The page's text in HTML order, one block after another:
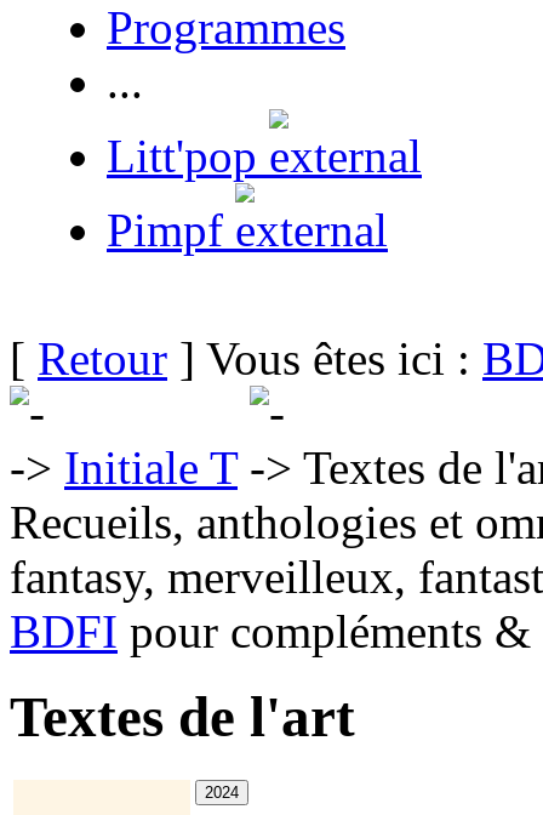
Programmes
...
Litt'pop
Pimpf
[ Retour ] Vous êtes ici :
Initiale T
Textes de
Recueils, anthologies et
fantasy, merveilleux,
BDFI pour compléments
Textes de l'art